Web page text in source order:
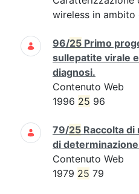
wireless in ambito
96/25 Primo
sullepatite virale
diagnosi.
Contenuto Web
1996 25 96
79/25 Raccolta
di
Contenuto Web
1979 25 79